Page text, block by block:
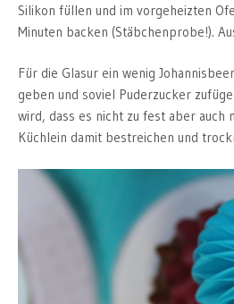
Silikon füllen und im vorgeheizten
Minuten backen (Stäbchenprobe!).
Für die Glasur ein wenig
geben und soviel Puderzucker
wird, dass es nicht zu fest aber auch
Küchlein damit bestreichen und